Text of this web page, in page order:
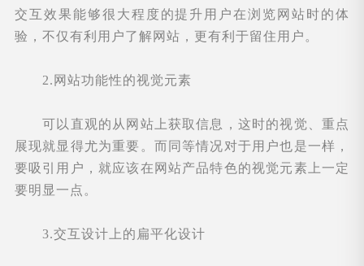
交互效果能够很大程度的提升用户在浏览网站时的体
验，不仅有利用户了解网站，更有利于留住用户。
2.网站功能性的视觉元素
可以直观的从网站上获取信息，这时的视觉、重点
展现就显得尤为重要。而同等情况对于用户也是一样，
要吸引用户，就应该在网站产品特色的视觉元素上一定
要明显一点。
3.交互设计上的扁平化设计